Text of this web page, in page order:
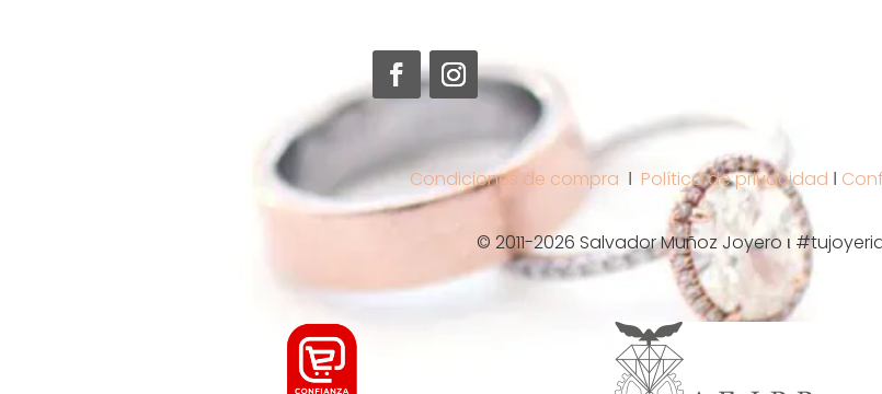
Condiciones de compra Ι Política de privacidad Ι
© 2011-2026 Salvador Muñoz Joyero ι